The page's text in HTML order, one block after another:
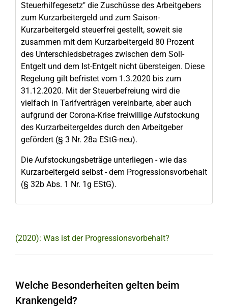
Steuerhilfegesetz" die Zuschüsse des Arbeitgebers
zum Kurzarbeitergeld und zum Saison-
Kurzarbeitergeld steuerfrei gestellt, soweit sie
zusammen mit dem Kurzarbeitergeld 80 Prozent
des Unterschiedsbetrages zwischen dem Soll-
Entgelt und dem Ist-Entgelt nicht übersteigen. Diese
Regelung gilt befristet vom 1.3.2020 bis zum
31.12.2020. Mit der Steuerbefreiung wird die
vielfach in Tarifverträgen vereinbarte, aber auch
aufgrund der Corona-Krise freiwillige Aufstockung
des Kurzarbeitergeldes durch den Arbeitgeber
gefördert (§ 3 Nr. 28a EStG-neu).
Die Aufstockungsbeträge unterliegen - wie das
Kurzarbeitergeld selbst - dem Progressionsvorbehalt
(§ 32b Abs. 1 Nr. 1g EStG).
(2020): Was ist der Progressionsvorbehalt?
Welche Besonderheiten gelten beim
Krankengeld?